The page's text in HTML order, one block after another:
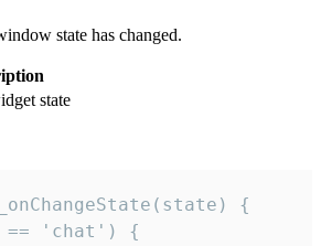
state has changed.
state
{
== 'chat') {